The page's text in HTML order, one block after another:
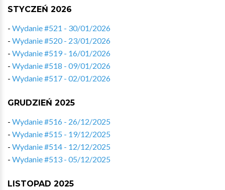
STYCZEŃ 2026
- Wydanie #521 - 30/01/2026
- Wydanie #520 - 23/01/2026
- Wydanie #519 - 16/01/2026
- Wydanie #518 - 09/01/2026
- Wydanie #517 - 02/01/2026
GRUDZIEŃ 2025
- Wydanie #516 - 26/12/2025
- Wydanie #515 - 19/12/2025
- Wydanie #514 - 12/12/2025
- Wydanie #513 - 05/12/2025
LISTOPAD 2025